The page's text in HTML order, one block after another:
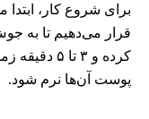
برای شروع کار،
قرار می‌دهیم تا به
کرده و ۳
پوست آن‌ها نرم شود.